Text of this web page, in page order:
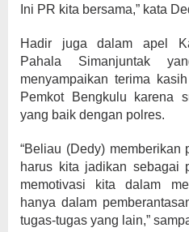
Ini PR kita bersama,” kata
Hadir juga dalam apel
Pahala Simanjuntak
menyampaikan terima
Pemkot Bengkulu karena
yang baik dengan polres.
“Beliau (Dedy) memberikan
harus kita jadikan sebagai
memotivasi kita dalam
hanya dalam
tugas-tugas yang lain,”